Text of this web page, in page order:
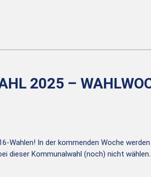
2025 –
Wahlen! In der kommenden Woche
dieser Kommunalwahl (noch) nicht